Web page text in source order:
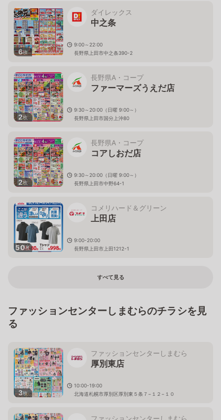
6枚
ダイレックス
中之条
9:00～22:00
長野県上田市中之条390-2
2枚
長野県A・コープ
ファーマーズうえだ店
9:30～20:00（日曜 9:00～）
長野県上田市国分上沖80
2枚
長野県A・コープ
コアしおだ店
9:30～20:00（日曜 9:00～）
長野県上田市中野64-1
50枚
コメリハード＆グリーン
上田店
9:00-20:00
長野県上田市上田1212-1
すべて見る
ファッションセンターしまむらのチラシを見
る
3枚
ファッションセンターしまむら
厚別東店
10:00-19:00
北海道札幌市厚別区厚別東５条７−１２−１０
ファッションセンターしまむら